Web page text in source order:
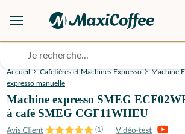
Accueil Cafetières et Machines Expresso Machine
expresso manuelle
Machine expresso SMEG
à café SMEG CGF11WHEU
(1 )